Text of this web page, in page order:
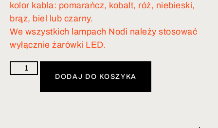
kolor kabla: pomarańcz, kobalt, róż, niebieski,
brąz, biel lub czarny.
We wszystkich lampach Nodi należy stosować
wyłącznie żarówki LED.
DODAJ DO KOSZYKA